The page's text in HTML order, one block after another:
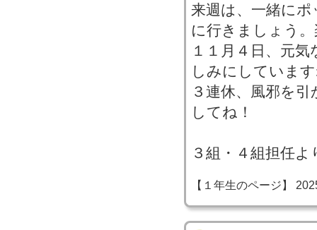
来週は、一緒に
に行きましょう
１１月４日、元
しみにしていま
３連休、風邪を
してね！
３組・４組担任よ
【１年生のページ】